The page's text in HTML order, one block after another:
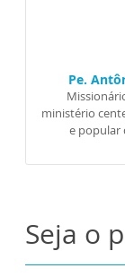
Pe.
ministério
e popular
Seja o